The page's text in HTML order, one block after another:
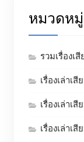
หมวดหมู่
รวมเรื่องเสี
เรื่องเล่าเ
เรื่องเล่าเสี
เรื่องเล่าเสี